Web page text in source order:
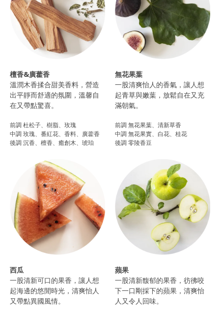
檀香&廣藿香
溫潤木香揉合甜美香料，營造
出平靜而舒適的氛圍，溫馨自
在又帶點驚喜。
前調 杜松子、樹脂、玫瑰
中調 玫瑰、番紅花、香料、廣藿香
後調 沉香、檀香、癒創木、琥珀​
無花果葉
一股清爽怡人的香氣，讓人想
起青草與嫩葉，放鬆自在又充
滿朝氣。​
前調 無花果葉、清新草香
中調 無花果實、白花、桂花
後調 零陵香豆
西瓜
一股清新可口的果香，讓人想
起海邊的悠閒時光，清爽怡人
又帶點異國風情。
蘋果
一股清新馥郁的果香，彷彿咬
下一口剛採下的蘋果，清爽怡
人又令人回味。